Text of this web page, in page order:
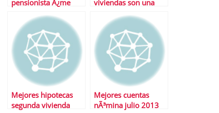
pensionista Â¿me
las pensiones?
viviendas son una
Mejores hipotecas
segunda vivienda
Mejores cuentas
nÃ³mina julio 2013